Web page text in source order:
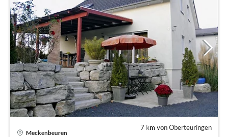
7 km von Oberteuringen
Meckenbeuren